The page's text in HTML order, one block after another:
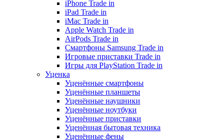
iPhone Trade in
iPad Trade in
iMac Trade in
Apple Watch Trade in
AirPods Trade in
Смартфоны Samsung Trade in
Игровые приставки Trade in
Игры для PlayStation Trade in
Уценка
Уценённые смартфоны
Уценённые планшеты
Уценённые наушники
Уценённые ноутбуки
Уценённые приставки
Уценённая бытовая техника
Уценённые фены